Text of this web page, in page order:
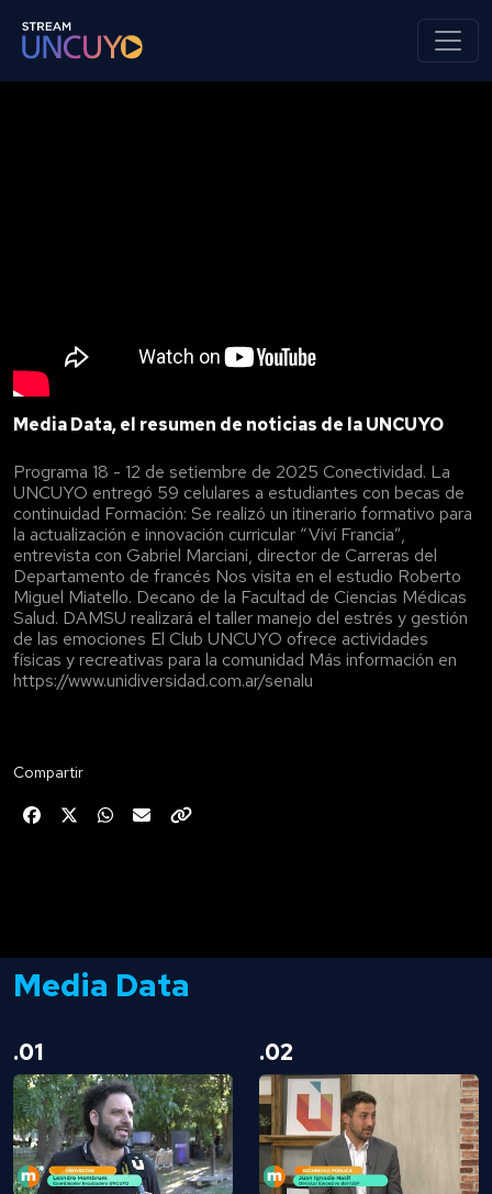
Media Data, el resumen de noticias de la UNCUYO
Programa 18 - 12 de setiembre de 2025 Conectividad. La
UNCUYO entregó 59 celulares a estudiantes con becas de
continuidad Formación: Se realizó un itinerario formativo para
la actualización e innovación curricular “Viví Francia”,
entrevista con Gabriel Marciani, director de Carreras del
Departamento de francés Nos visita en el estudio Roberto
Miguel Miatello. Decano de la Facultad de Ciencias Médicas
Salud. DAMSU realizará el taller manejo del estrés y gestión
de las emociones El Club UNCUYO ofrece actividades
físicas y recreativas para la comunidad Más información en
https://www.unidiversidad.com.ar/senalu
Compartir
Media Data
.01 .02